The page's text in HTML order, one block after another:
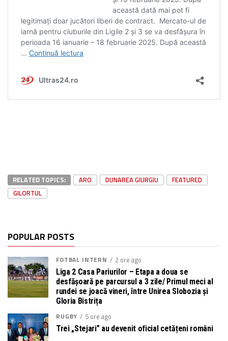
RELATED TOPICS: ARO DUNAREA GIURGIU
FEATURED
GILORTUL
POPULAR POSTS
FOTBAL INTERN 2 ore ago
Liga 2 Casa Pariurilor – Etapa a doua se
desfășoară pe parcursul a 3 zile/ Primul meci al
rundei se joacă vineri, între Unirea Slobozia și
Gloria Bistrița
RUGBY
5 ore ago
Trei „Stejari” au devenit oficial cetățeni români